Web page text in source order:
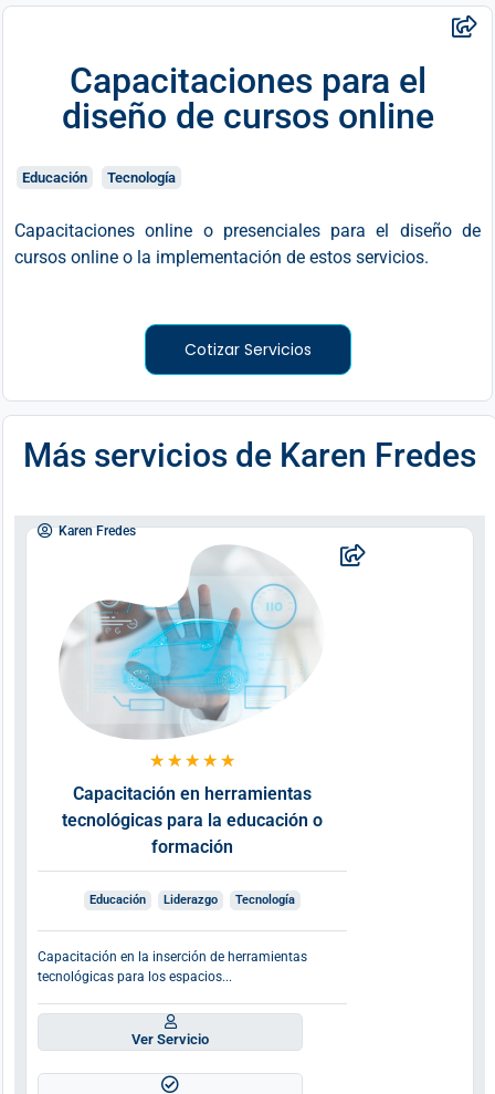
Capacitaciones para el
diseño de cursos online
Educación Tecnología
Capacitaciones online o presenciales para el diseño de
cursos online o la implementación de estos servicios.
Cotizar Servicios
Más servicios de Karen Fredes
Karen Fredes
★ ★ ★ ★ ★
Capacitación en herramientas
tecnológicas para la educación o
formación
Educación Liderazgo Tecnología
Capacitación en la inserción de herramientas
tecnológicas para los espacios...
Ver Servicio